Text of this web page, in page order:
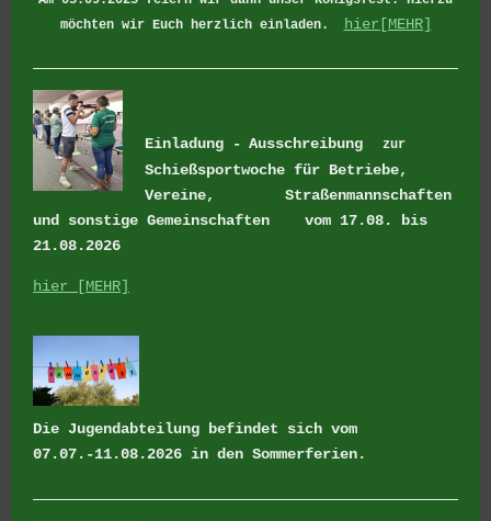
möchten wir Euch herzlich einladen.
hier[MEHR]
Einladung - Ausschreibung zur
Schießsportwoche für Betriebe,
Vereine, Straßenmannschaften
und sonstige Gemeinschaften
vom 17.08. bis
21.08.2026
hier [MEHR]
Die Jugendabteilung befindet sich vom
07.07.-11.08.2026 in den Sommerferien.